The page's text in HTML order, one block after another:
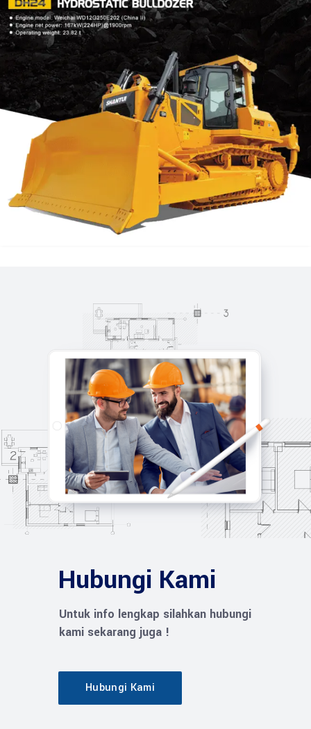
DOZER TOOLS
SHANTUI DH24
Find Out More
Hubungi Kami
Untuk info lengkap silahkan hubungi
kami sekarang juga !
Hubungi Kami